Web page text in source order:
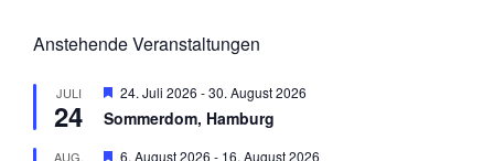
Anstehende Veranstaltungen
JULI
24
H
r
24. Juli 2026 -30. August 2026
Sommerdom, Hamburg
AUG.
H
6. August 2026 - 16. August 2026